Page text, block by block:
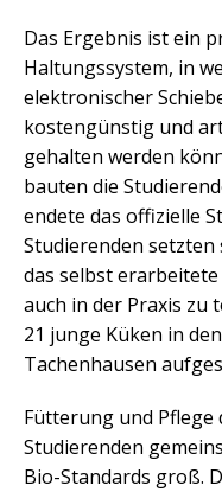
Das Ergebnis ist ein
Haltungssystem, in
elektronischer
kostengünstig und
gehalten werden
bauten die
endete das offizielle
Studierenden
das selbst
auch in der Praxis zu
21 junge Küken in
Tachenhausen
Fütterung und
Studierenden
Bio-Standards groß.